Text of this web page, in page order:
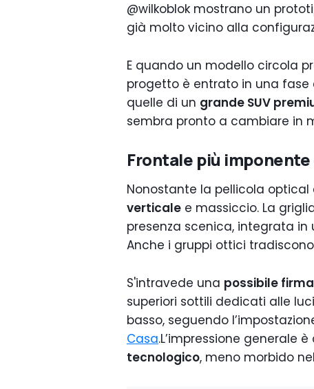
@wilkoblok mostrano un
già molto vicino alla
E quando un modello circola
progetto è entrato in una fase
quelle di un grande SUV
sembra pronto a cambiare in
Frontale più
Nonostante la pellicola
verticale e massiccio. La
presenza scenica, integrata
Anche i gruppi ottici
S'intravede una possibile
superiori sottili dedicati alle
basso, seguendo
Casa.L’impressione generale
tecnologico, meno morbido